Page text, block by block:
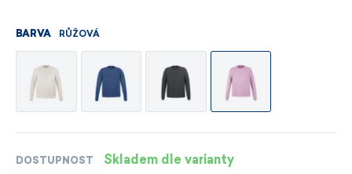
BARVA RŮŽOVÁ
DOSTUPNOST Skladem dle varianty